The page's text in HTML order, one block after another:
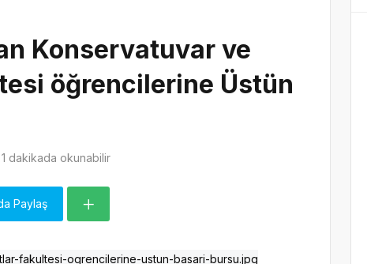
Konservatuvar ve
öğrencilerine Üstün
1 dakikada okunabilir
Paylaş